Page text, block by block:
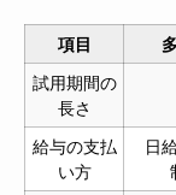
項目
試用期間の
長さ
給与の支払
い方
日